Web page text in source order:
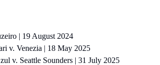
| 19 August 2024
v. Venezia | 18 May 2025
v. Seattle Sounders | 31 July 2025